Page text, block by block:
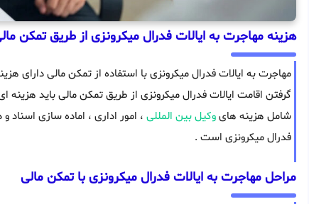
هزینه مهاجرت به ایالات فدرال میکرونزی از طریق تمکن
مهاجرت به ایالات فدرال میکرونزی با استفاده از تمکن مالی دارای
شامل هزینه هایوکیل بین المللی ، امور اداری ، اماده سازی
فدرال میکرونزی است .
مراحل مهاجرت به ایالات فدرال میکرونزی با تمکن مالی